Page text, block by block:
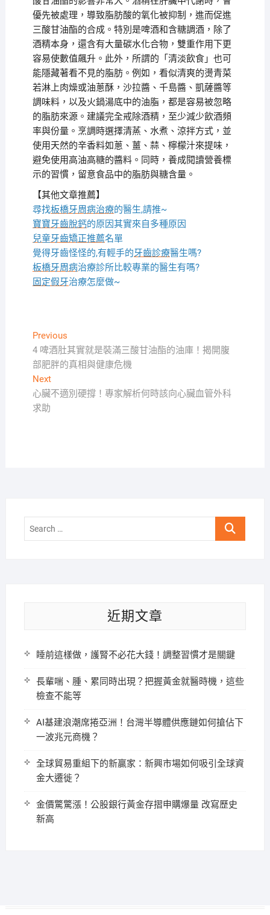
優先被處理，導致脂肪酸的氧化被抑制，進而促進
三酸甘油酯的合成。特別是啤酒和含糖調酒，除了
酒精本身，還含有大量碳水化合物，雙重作用下更
容易使數值飆升。此外，所謂的「清淡飲食」也可
能隱藏著看不見的脂肪。例如，看似清爽的燙青菜
若淋上肉燥或油蔥酥，沙拉醬、千島醬、凱薩醬等
調味料，以及火鍋湯底中的油脂，都是容易被忽略
的脂肪來源。建議完全戒除酒精，至少減少飲酒頻
率與份量。烹調時選擇清蒸、水煮、涼拌方式，並
使用天然的辛香料如蔥、薑、蒜、檸檬汁來提味，
避免使用高油高糖的醬料。同時，養成閱讀營養標
示的習慣，留意食品中的脂肪與糖含量。
【其他文章推薦】
尋找板橋牙周病治療的醫生,請推~
寶寶牙齒脫鈣的原因其實來自多種原因
兒童牙齒矯正推薦名單
覺得牙齒怪怪的,有輕手的牙齒診療醫生嗎?
板橋牙周病治療診所比較專業的醫生有嗎?
固定假牙治療怎麼做~
文
章
導
覽
PreviousPrevious
post:
4 啤酒肚其實就是裝滿三酸甘油酯的油庫！揭開腹
部肥胖的真相與健康危機
NextNext
post:
心臟不適別硬撐！專家解析何時該向心臟血管外科
求助
Search
近期文章
睡前這樣做，護腎不必花大錢！調整習慣才是關鍵
長輩喘、腫、累同時出現？把握黃金就醫時機，這些
檢查不能等
AI基建浪潮席捲亞洲！台灣半導體供應鏈如何搶佔下
一波兆元商機？
全球貿易重組下的新贏家：新興市場如何吸引全球資
金大遷徙？
金價驚驚漲！公股銀行黃金存摺申購爆量 改寫歷史
新高